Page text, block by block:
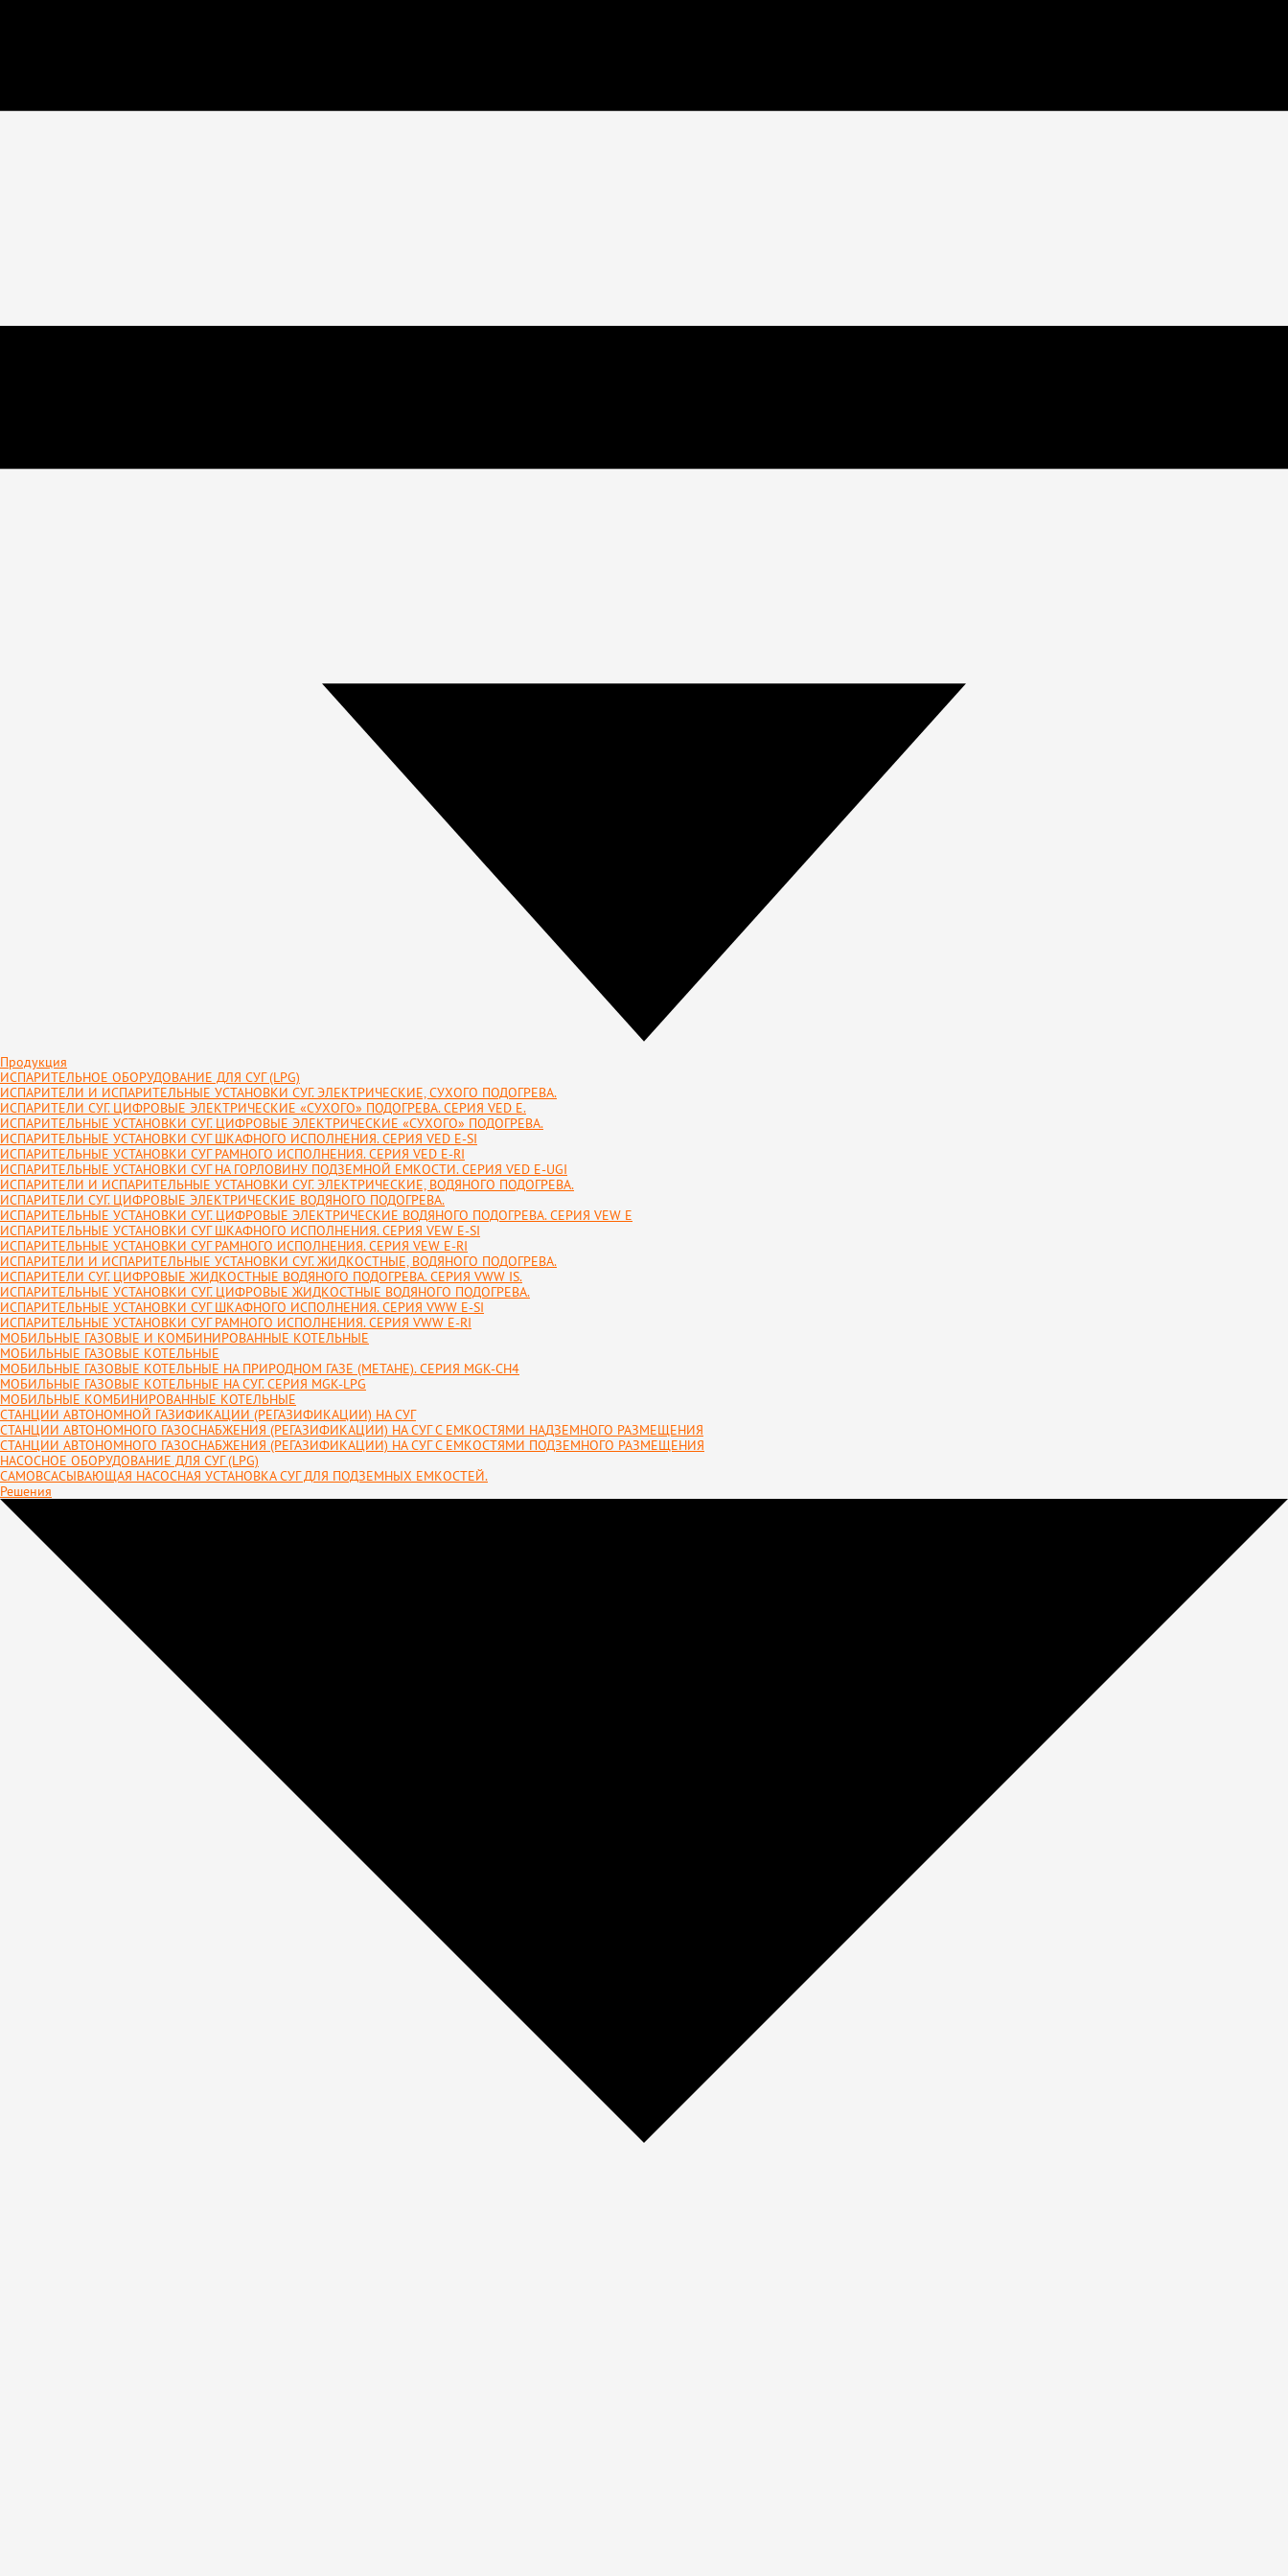
Продукция
ИСПАРИТЕЛЬНОЕ ОБОРУДОВАНИЕ ДЛЯ СУГ (LPG)
ИСПАРИТЕЛИ И ИСПАРИТЕЛЬНЫЕ УСТАНОВКИ СУГ. ЭЛЕКТРИЧЕСКИЕ, СУХОГО ПОДОГРЕВА.
ИСПАРИТЕЛИ СУГ. ЦИФРОВЫЕ ЭЛЕКТРИЧЕСКИЕ «СУХОГО» ПОДОГРЕВА. СЕРИЯ VED E.
ИСПАРИТЕЛЬНЫЕ УСТАНОВКИ СУГ. ЦИФРОВЫЕ ЭЛЕКТРИЧЕСКИЕ «СУХОГО» ПОДОГРЕВА.
ИСПАРИТЕЛЬНЫЕ УСТАНОВКИ СУГ ШКАФНОГО ИСПОЛНЕНИЯ. СЕРИЯ VED E-SI
ИСПАРИТЕЛЬНЫЕ УСТАНОВКИ СУГ РАМНОГО ИСПОЛНЕНИЯ. СЕРИЯ VED E-RI
ИСПАРИТЕЛЬНЫЕ УСТАНОВКИ СУГ НА ГОРЛОВИНУ ПОДЗЕМНОЙ ЕМКОСТИ. СЕРИЯ VED E-UGI
ИСПАРИТЕЛИ И ИСПАРИТЕЛЬНЫЕ УСТАНОВКИ СУГ. ЭЛЕКТРИЧЕСКИЕ, ВОДЯНОГО ПОДОГРЕВА.
ИСПАРИТЕЛИ СУГ. ЦИФРОВЫЕ ЭЛЕКТРИЧЕСКИЕ ВОДЯНОГО ПОДОГРЕВА.
ИСПАРИТЕЛЬНЫЕ УСТАНОВКИ СУГ. ЦИФРОВЫЕ ЭЛЕКТРИЧЕСКИЕ ВОДЯНОГО ПОДОГРЕВА. СЕРИЯ VEW E
ИСПАРИТЕЛЬНЫЕ УСТАНОВКИ СУГ ШКАФНОГО ИСПОЛНЕНИЯ. СЕРИЯ VEW E-SI
ИСПАРИТЕЛЬНЫЕ УСТАНОВКИ СУГ РАМНОГО ИСПОЛНЕНИЯ. СЕРИЯ VEW E-RI
ИСПАРИТЕЛИ И ИСПАРИТЕЛЬНЫЕ УСТАНОВКИ СУГ. ЖИДКОСТНЫЕ, ВОДЯНОГО ПОДОГРЕВА.
ИСПАРИТЕЛИ СУГ. ЦИФРОВЫЕ ЖИДКОСТНЫЕ ВОДЯНОГО ПОДОГРЕВА. СЕРИЯ VWW IS.
ИСПАРИТЕЛЬНЫЕ УСТАНОВКИ СУГ. ЦИФРОВЫЕ ЖИДКОСТНЫЕ ВОДЯНОГО ПОДОГРЕВА.
ИСПАРИТЕЛЬНЫЕ УСТАНОВКИ СУГ ШКАФНОГО ИСПОЛНЕНИЯ. СЕРИЯ VWW E-SI
ИСПАРИТЕЛЬНЫЕ УСТАНОВКИ СУГ РАМНОГО ИСПОЛНЕНИЯ. СЕРИЯ VWW E-RI
МОБИЛЬНЫЕ ГАЗОВЫЕ И КОМБИНИРОВАННЫЕ КОТЕЛЬНЫЕ
МОБИЛЬНЫЕ ГАЗОВЫЕ КОТЕЛЬНЫЕ
МОБИЛЬНЫЕ ГАЗОВЫЕ КОТЕЛЬНЫЕ НА ПРИРОДНОМ ГАЗЕ (МЕТАНЕ). СЕРИЯ MGK-CH4
МОБИЛЬНЫЕ ГАЗОВЫЕ КОТЕЛЬНЫЕ НА СУГ. СЕРИЯ MGK-LPG
МОБИЛЬНЫЕ КОМБИНИРОВАННЫЕ КОТЕЛЬНЫЕ
СТАНЦИИ АВТОНОМНОЙ ГАЗИФИКАЦИИ (РЕГАЗИФИКАЦИИ) НА СУГ
СТАНЦИИ АВТОНОМНОГО ГАЗОСНАБЖЕНИЯ (РЕГАЗИФИКАЦИИ) НА СУГ С ЕМКОСТЯМИ НАДЗЕМНОГО РАЗМЕЩЕНИЯ
СТАНЦИИ АВТОНОМНОГО ГАЗОСНАБЖЕНИЯ (РЕГАЗИФИКАЦИИ) НА СУГ С ЕМКОСТЯМИ ПОДЗЕМНОГО РАЗМЕЩЕНИЯ
НАСОСНОЕ ОБОРУДОВАНИЕ ДЛЯ СУГ (LPG)
САМОВСАСЫВАЮЩАЯ НАСОСНАЯ УСТАНОВКА СУГ ДЛЯ ПОДЗЕМНЫХ ЕМКОСТЕЙ.
Решения